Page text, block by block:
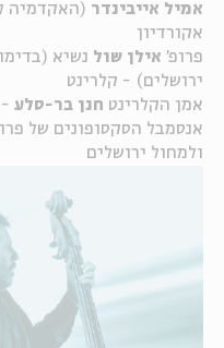
אמיל אייבינדר (האקדמיה
אקורדיון
פרופ' אילן שול נשיא
ירושלים) - קלרינט
אמן הקלרינט חנן בר-סלע -
אנסמבל הסקסופונים של
ולמחול ירושלים